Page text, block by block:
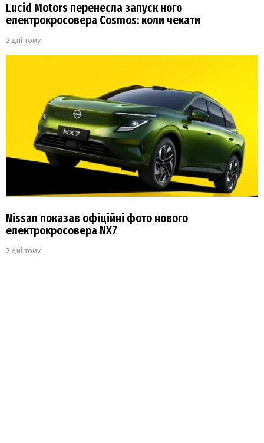
Lucid Motors перенесла запуск ного
електрокросовера Cosmos: коли чекати
2 дні тому
Nissan показав офіційні фото нового
електрокросовера NX7
2 дні тому